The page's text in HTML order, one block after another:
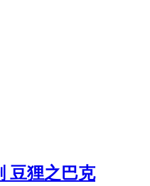
豆狸之巴克